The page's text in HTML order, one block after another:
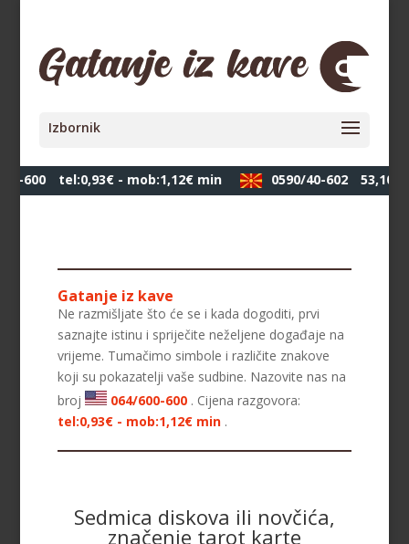
600 tel:0,93€ - mob:1,12€ min 0590/40-602 53,10
Gatanje iz kave
Ne razmišljate što će se i kada dogoditi, prvi
saznajte istinu i spriječite neželjene događaje na
vrijeme. Tumačimo simbole i različite znakove
koji su pokazatelji vaše sudbine. Nazovite nas na
broj
064/600-600 . Cijena razgovora:
tel:0,93€ - mob:1,12€ min .
Sedmica diskova ili novčića,
značenje tarot karte